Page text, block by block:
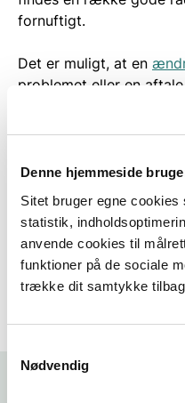
Denne hjemmeside
Sitet bruger egne
statistik,
anvende cookies til
funktioner på de sociale
trække dit samtykke
Nødvendig
fornuftigt.
Det er muligt, at en
problemet eller en
begrænsning for brug
I menuen til venstre kan
kommunen om gener
Hent